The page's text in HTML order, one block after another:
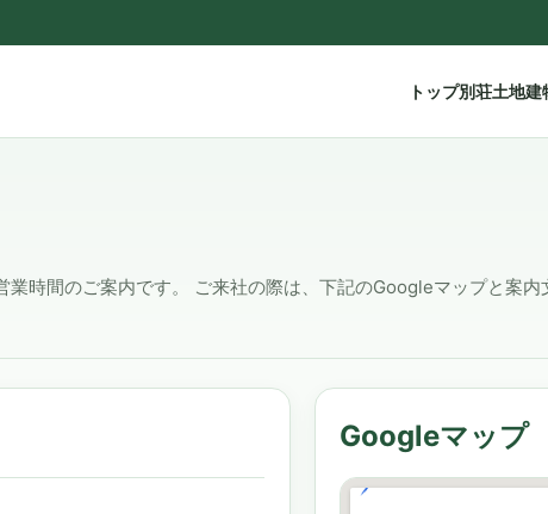
トップ別荘土地建
時間のご案内です。 ご来社の際は、下記のGoogleマップと案内
Googleマップ